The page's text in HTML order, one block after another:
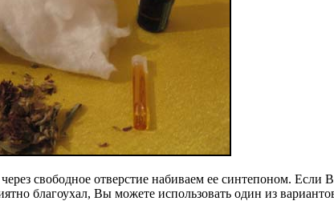
свободное отверстие набиваем ее синтепоном. Если
благоухал, Вы можете использовать один из